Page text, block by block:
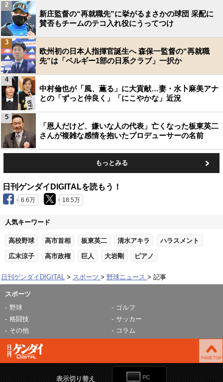
新庄監督の“再就職先”に挙がるまさかの球団 采配に
賛否もチームのテコ入れ役にうってつけ
2
欧州初の日本人指揮官誕生へ 森保一監督の“再就職
先”は「ベルギー1部の日系クラブ」一択か
3
中村倫也が「風、薫る」に大貢献…妻・水卜麻美アナ
との「ずっと仲良く」「にこやかな」近況
4
「恩人だけど、嫌いな人の代表」亡くなった板東英二
さんが複雑な感情を抱いたプロデューサーの名前
5
もっとみる
日刊ゲンダイDIGITALを読もう！
6.6万 18.5万
人気キーワード
高校野球 高市首相 板東英二 清水アキラ ハラスメント
広末涼子 高市政権 巨人 大岩剛 ピアノ
日刊ゲンダイDIGITAL スポーツ 野球ニュース 記事
スポーツ
野球
ゴルフ
格闘技
サッカー
その他
コラム
表示切り替え